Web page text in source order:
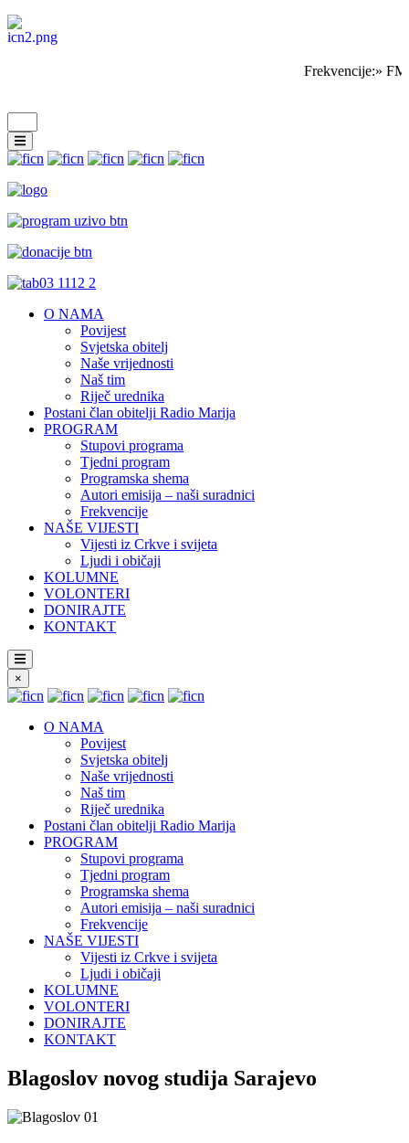
Frekvencije:»
O NAMA
Povijest
Svjetska obitelj
Naše vrijednosti
Naš tim
Riječ urednika
Postani član obitelji Radio Marija
PROGRAM
Stupovi programa
Tjedni program
Programska shema
Autori emisija – naši suradnici
Frekvencije
NAŠE VIJESTI
Vijesti iz Crkve i svijeta
Ljudi i običaji
KOLUMNE
VOLONTERI
DONIRAJTE
KONTAKT
×
O NAMA
Povijest
Svjetska obitelj
Naše vrijednosti
Naš tim
Riječ urednika
Postani član obitelji Radio Marija
PROGRAM
Stupovi programa
Tjedni program
Programska shema
Autori emisija – naši suradnici
Frekvencije
NAŠE VIJESTI
Vijesti iz Crkve i svijeta
Ljudi i običaji
KOLUMNE
VOLONTERI
DONIRAJTE
KONTAKT
Blagoslov novog studija Sarajevo